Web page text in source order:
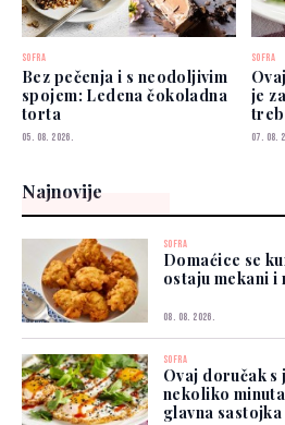
SOFRA
Bez pečenja i s neodoljivim
spojem: Ledena čokoladna
torta
05. 08. 2026.
SOFRA
je
07. 08.
Najnovije
SOFRA
Domaćice se
ostaju mekani i
08. 08. 2026.
SOFRA
Ovaj doručak s
nekoliko
glavna sastojka